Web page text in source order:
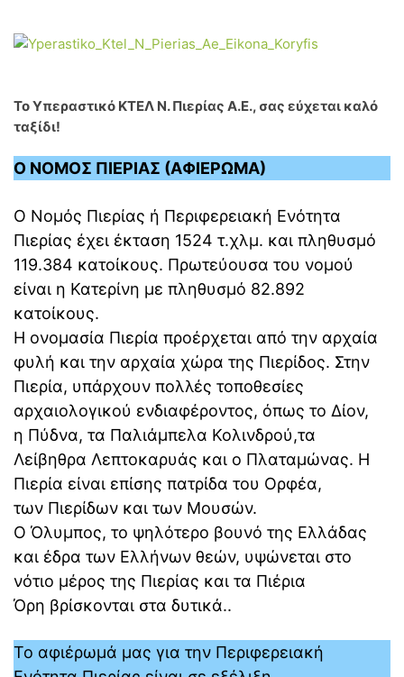
Το Υπεραστικό ΚΤΕΛ Ν. Πιερίας Α.Ε., σας εύχεται καλό
ταξίδι!
Ο ΝΟΜΟΣ ΠΙΕΡΙΑΣ (ΑΦΙΕΡΩΜΑ)
Ο Νομός Πιερίας ή Περιφερειακή Ενότητα
Πιερίας έχει έκταση 1524 τ.χλμ. και πληθυσμό
119.384 κατοίκους. Πρωτεύουσα του νομού
είναι η Κατερίνη με πληθυσμό 82.892
κατοίκους.
Η ονομασία Πιερία προέρχεται από την αρχαία
φυλή και την αρχαία χώρα της Πιερίδος. Στην
Πιερία, υπάρχουν πολλές τοποθεσίες
αρχαιολογικού ενδιαφέροντος, όπως το Δίον,
η Πύδνα, τα Παλιάμπελα Κολινδρού,τα
Λείβηθρα Λεπτοκαρυάς και ο Πλαταμώνας. Η
Πιερία είναι επίσης πατρίδα του Ορφέα,
των Πιερίδων και των Μουσών.
Ο Όλυμπος, το ψηλότερο βουνό της Ελλάδας
και έδρα των Ελλήνων θεών, υψώνεται στο
νότιο μέρος της Πιερίας και τα Πιέρια
Όρη βρίσκονται στα δυτικά..
Το αφιέρωμά μας για την Περιφερειακή